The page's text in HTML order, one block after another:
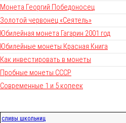
Монета Георгий Победоносец
Золотой червонец «Сеятель»
Юбилейная монета Гагарин 2001 год
Юбилейные монеты Красная Книга
Как инвестировать в монеты
Пробные монеты СССР
Современные 1 и 5 копеек
сливы школьниц